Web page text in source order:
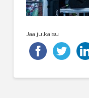
Jaa julkaisu